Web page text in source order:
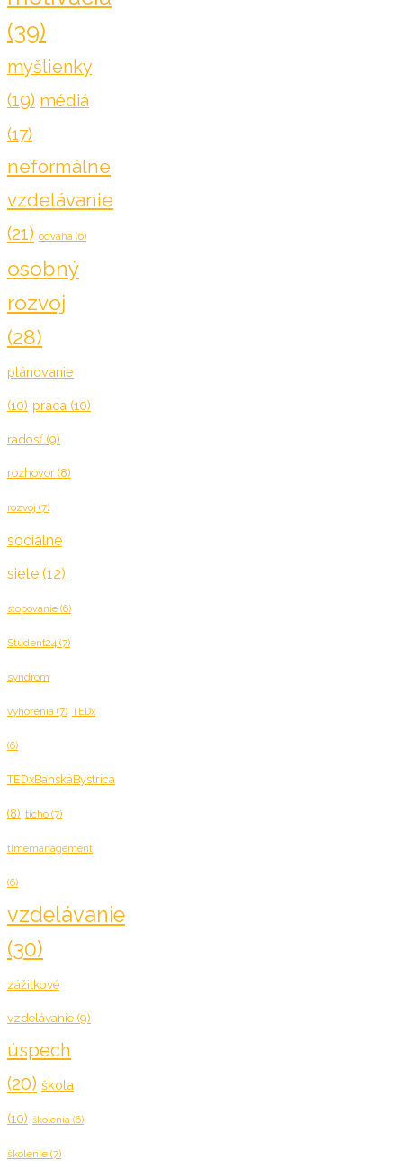
(39)
myšlienky
(19) médiá
(17)
neformálne
vzdelávanie
(21) odvaha (6)
osobný
rozvoj
(28)
plánovanie
(10) práca (10)
radosť (9)
rozhovor (8)
rozvoj (7)
sociálne
siete (12)
stopovanie (6)
Student24 (7)
syndrom
vyhorenia (7) TEDx
(6)
TEDxBanskáBystrica
(8) ticho (7)
timemanagement
(6)
vzdelávanie
(30)
zážitkové
vzdelávanie (9)
úspech
(20) škola
(10) školenia (6)
školenie (7)